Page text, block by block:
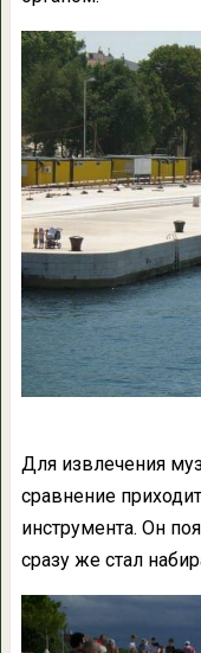
Для извлечения
сравнение
инструмента. Он
сразу же стал